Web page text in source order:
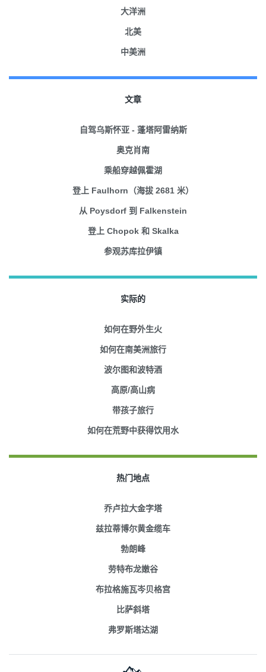
大洋洲
北美
中美洲
文章
自驾乌斯怀亚 - 蓬塔阿雷纳斯
奥克肖南
乘船穿越佩霍湖
登上 Faulhorn（海拔 2681 米）
从 Poysdorf 到 Falkenstein
登上 Chopok 和 Skalka
参观苏库拉伊镇
实际的
如何在野外生火
如何在南美洲旅行
波尔图和波特酒
高原/高山病
带孩子旅行
如何在荒野中获得饮用水
热门地点
乔卢拉大金字塔
兹拉蒂博尔黄金缆车
勃朗峰
劳特布龙嫩谷
布拉格施瓦岑贝格宫
比萨斜塔
弗罗斯塔达湖